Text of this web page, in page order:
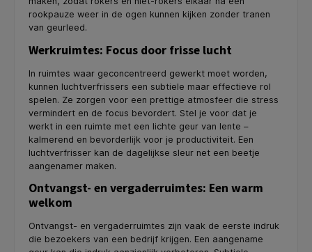
rookpauze weer in de ogen kunnen kijken zonder tranen
van geurleed.
Werkruimtes: Focus door frisse lucht
In ruimtes waar geconcentreerd gewerkt moet worden,
kunnen luchtverfrissers een subtiele maar effectieve rol
spelen. Ze zorgen voor een prettige atmosfeer die stress
vermindert en de focus bevordert. Stel je voor dat je
werkt in een ruimte met een lichte geur van lente –
kalmerend en bevorderlijk voor je productiviteit. Een
luchtverfrisser kan de dagelijkse sleur net een beetje
aangenamer maken.
Ontvangst- en vergaderruimtes: Een warm
welkom
Ontvangst- en vergaderruimtes zijn vaak de eerste indruk
die bezoekers van een bedrijf krijgen. Een aangename